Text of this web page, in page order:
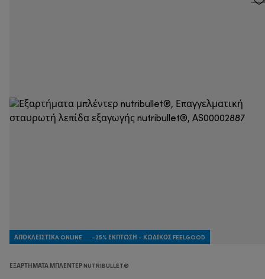
ΑΠΟΚΛΕΙΣΤΙΚA ONLINE -25% ΈΚΠΤΩΣΗ - ΚΩΔΙΚΌΣ FEELGOOD
ΕΞΑΡΤΉΜΑΤΑ ΜΠΛΈΝΤΕΡ NUTRIBULLET®